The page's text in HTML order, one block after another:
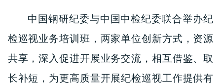
中国钢研纪委与中国中检纪委联合举办纪
检巡视业务培训班，两家单位创新方式，资源
共享，深入促进开展业务交流，相互借鉴、取
长补短，为更高质量开展纪检巡视工作提供有